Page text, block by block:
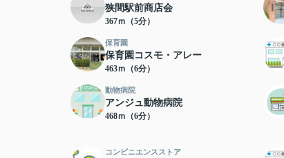
狭間駅前商店会
367ｍ（5分）
保育園
保育園コスモ・アレー
463ｍ（6分）
動物病院
アンジュ動物病院
468ｍ（6分）
コンビニエンスストア